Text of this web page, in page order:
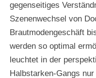
gegenseitiges
Szenenwechsel von
Brautmodengeschäft
werden so optimal
leuchtet in der
Halbstarken-Gangs
o
s
o
o
s s
o